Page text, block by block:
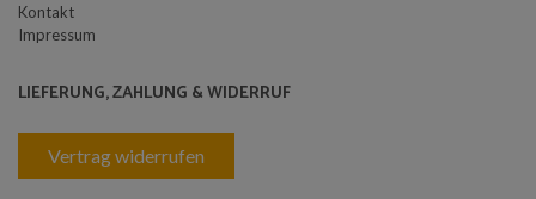
Kontakt
Impressum
LIEFERUNG, ZAHLUNG & WIDERRUF
Vertrag widerrufen